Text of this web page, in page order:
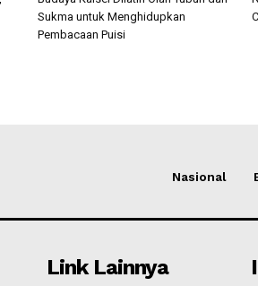
Sukma untuk Menghidupkan
Pembacaan Puisi
Nasional
Link Lainnya